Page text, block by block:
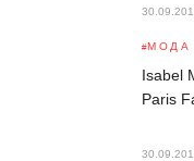
МОДА
Isabel
Paris